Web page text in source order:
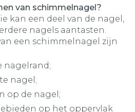
van schimmelnagel?
kan een deel van de nagel,
nagels aantasten.
een schimmelnagel zijn
nagelrand;
nagel;
op de nagel;
op het oppervlak